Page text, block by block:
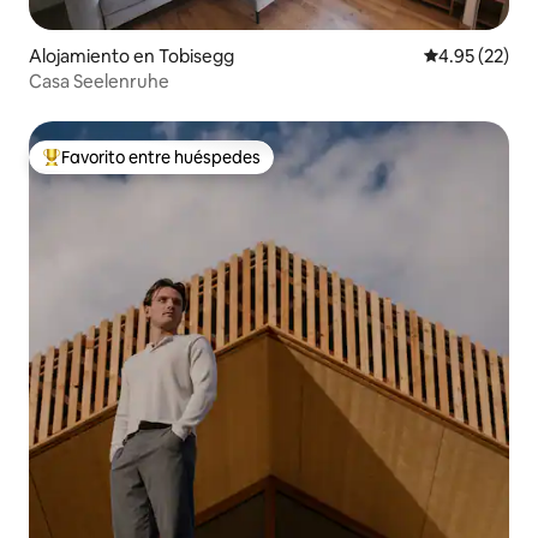
Alojamiento en Tobisegg Calificación
4.95 (22)
Casa Seelenruhe
Favorito entre huéspedes preferido
Favorito entre huéspedes